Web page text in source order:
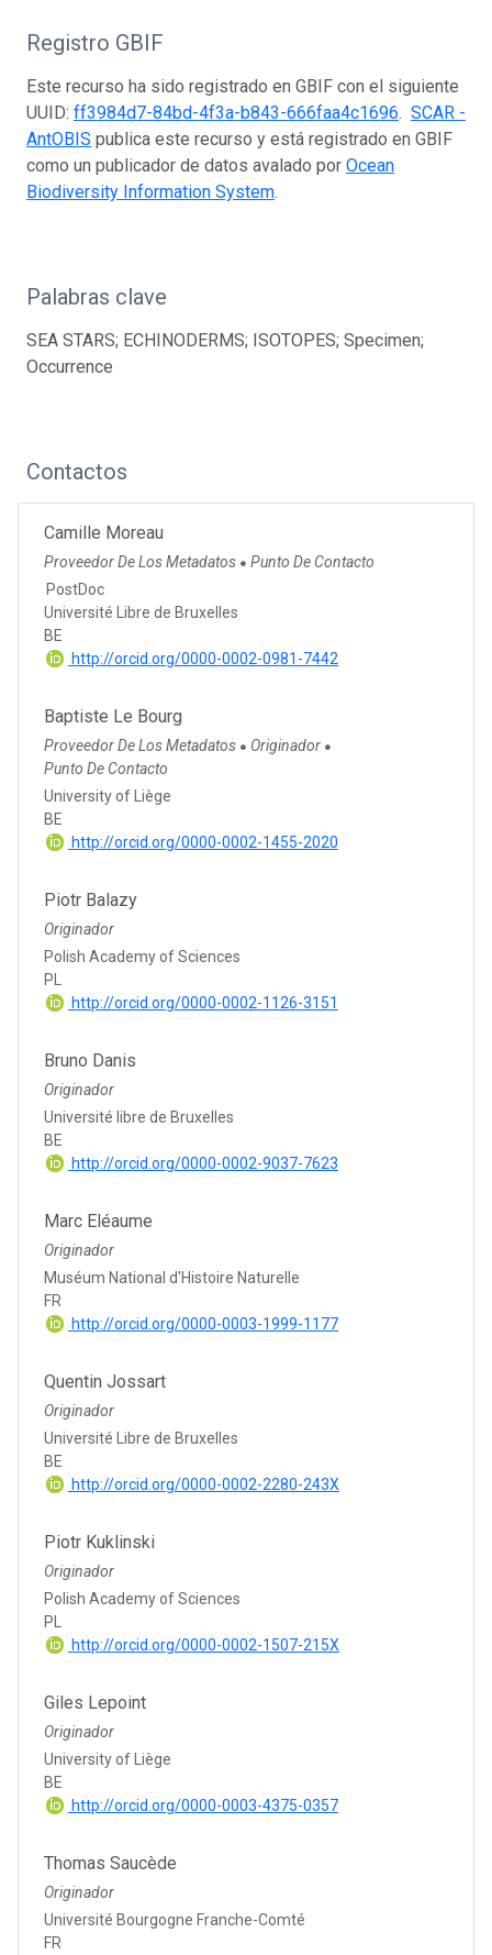
Registro GBIF
Este recurso ha sido registrado en GBIF con el siguiente
UUID: ff3984d7-84bd-4f3a-b843-666faa4c1696. SCAR -
AntOBIS publica este recurso y está registrado en GBIF
como un publicador de datos avalado por Ocean
Biodiversity Information System.
Palabras clave
SEA STARS; ECHINODERMS; ISOTOPES; Specimen;
Occurrence
Contactos
Camille Moreau
Proveedor De Los Metadatos ● Punto De Contacto
PostDoc
Université Libre de Bruxelles
BE
http://orcid.org/0000-0002-0981-7442
Baptiste Le Bourg
Proveedor De Los Metadatos ● Originador ●
Punto De Contacto
University of Liège
BE
http://orcid.org/0000-0002-1455-2020
Piotr Balazy
Originador
Polish Academy of Sciences
PL
http://orcid.org/0000-0002-1126-3151
Bruno Danis
Originador
Université libre de Bruxelles
BE
http://orcid.org/0000-0002-9037-7623
Marc Eléaume
Originador
Muséum National d'Histoire Naturelle
FR
http://orcid.org/0000-0003-1999-1177
Quentin Jossart
Originador
Université Libre de Bruxelles
BE
http://orcid.org/0000-0002-2280-243X
Piotr Kuklinski
Originador
Polish Academy of Sciences
PL
http://orcid.org/0000-0002-1507-215X
Giles Lepoint
Originador
University of Liège
BE
http://orcid.org/0000-0003-4375-0357
Thomas Saucède
Originador
Université Bourgogne Franche-Comté
FR